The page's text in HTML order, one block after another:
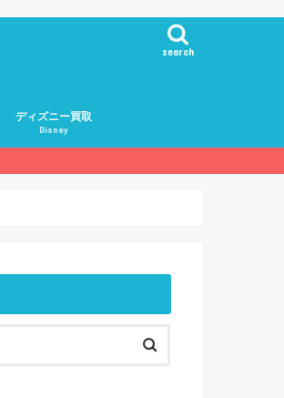
search
ディズニー買取
Disney